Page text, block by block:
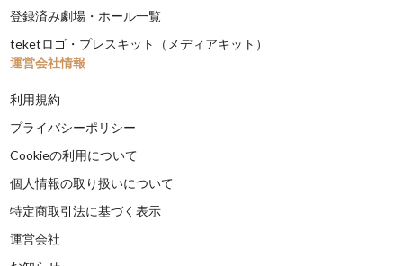
登録済み劇場・ホール一覧
teketロゴ・プレスキット（メディアキット）
運営会社情報
利用規約
プライバシーポリシー
Cookieの利用について
個人情報の取り扱いについて
特定商取引法に基づく表示
運営会社